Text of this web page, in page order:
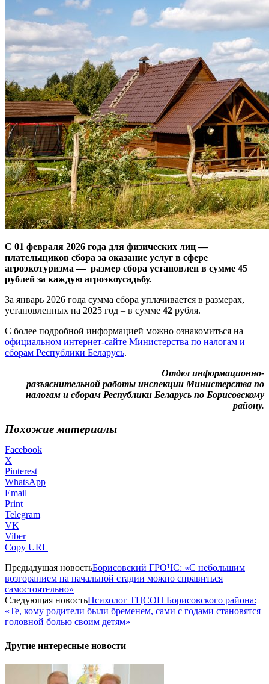
С 01 февраля 2026 года для физических лиц —
плательщиков сбора за оказание услуг в сфере
агроэкотуризма — размер сбора установлен в сумме 45
рублей за каждую агроэкоусадьбу.
За январь 2026 года сумма сбора уплачивается в размерах,
установленных на 2025 год – в сумме 42 рубля.
C более подробной информацией можно ознакомиться на
официальном интернет-сайте Министерства по налогам и
сборам Республики Беларусь.
Отдел информационно-
разъяснительной работы инспекции Министерства по
налогам и сборам Республики Беларусь по Борисовскому
району.
Похожие материалы
Facebook
X
Pinterest
WhatsApp
Email
Print
Telegram
VK
Viber
Copy URL
Предыдущая новостьБорисовский ГРОЧС: «С небольшим
возгоранием на начальной стадии можно справиться
самостоятельно»
Следующая новостьПсихолог ТЦСОН Борисовского района:
«Те, кому родители были бременем, сами с годами становятся
головной болью своим детям»
Другие интересные новости